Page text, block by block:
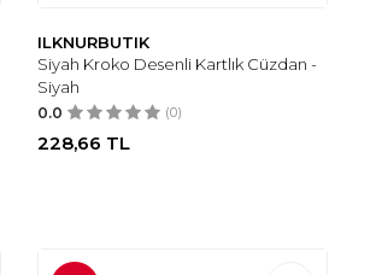
ILKNURBUTIK
Siyah Kroko Desenli Kartlık Cüzdan -
Siyah
0.0 (0)
228,66 TL